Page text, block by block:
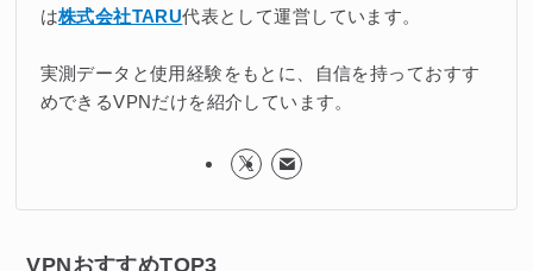
は株式会社TARU代表として運営しています。
実測データと使用経験をもとに、自信を持っておすす
めできるVPNだけを紹介しています。
VPNおすすめTOP3